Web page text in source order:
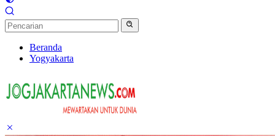
Beranda
Yogyakarta